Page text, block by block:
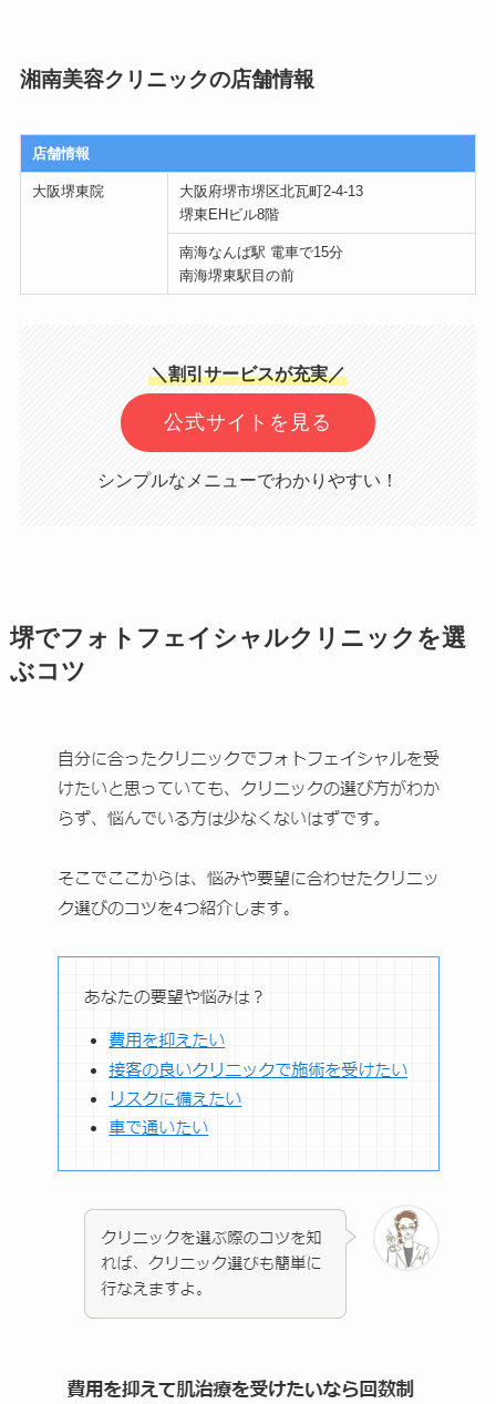
湘南美容クリニックの店舗情報
店舗情報
大阪堺東院
大阪府堺市堺区北瓦町2-4-13
堺東EHビル8階
南海なんば駅 電車で15分
南海堺東駅目の前
＼割引サービスが充実／
公式サイトを見る
シンプルなメニューでわかりやすい！
堺でフォトフェイシャルクリニックを選
ぶコツ